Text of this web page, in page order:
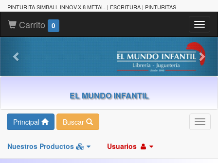
PINTURITA SIMBALL INNOV.X 8 METAL. | ESCRITURA | PINTURITAS
Carrito 0
EL MUNDO INFANTIL
Principal Buscar
Nuestros Productos Usuarios